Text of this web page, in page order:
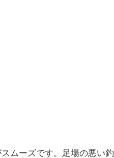
ムーズです。足場の悪い釣